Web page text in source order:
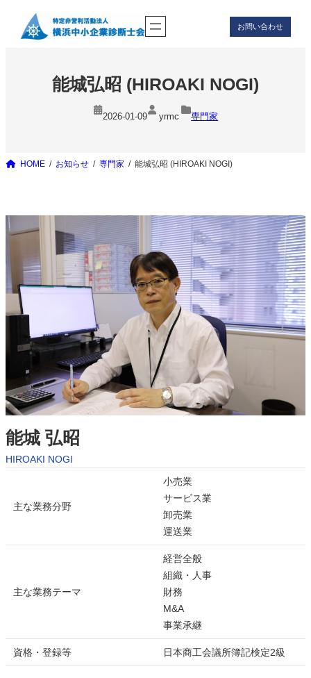
お問い合わせ
能城弘昭 (HIROAKI NOGI)
2026-01-09 yrmc 専門家
HOME お知らせ 専門家 能城弘昭 (HIROAKI NOGI)
能城 弘昭
HIROAKI NOGI
主な業務分野
小売業
サービス業
卸売業
運送業
主な業務テーマ
経営全般
組織・人事
財務
M&A
事業承継
資格・登録等 日本商工会議所簿記検定2級